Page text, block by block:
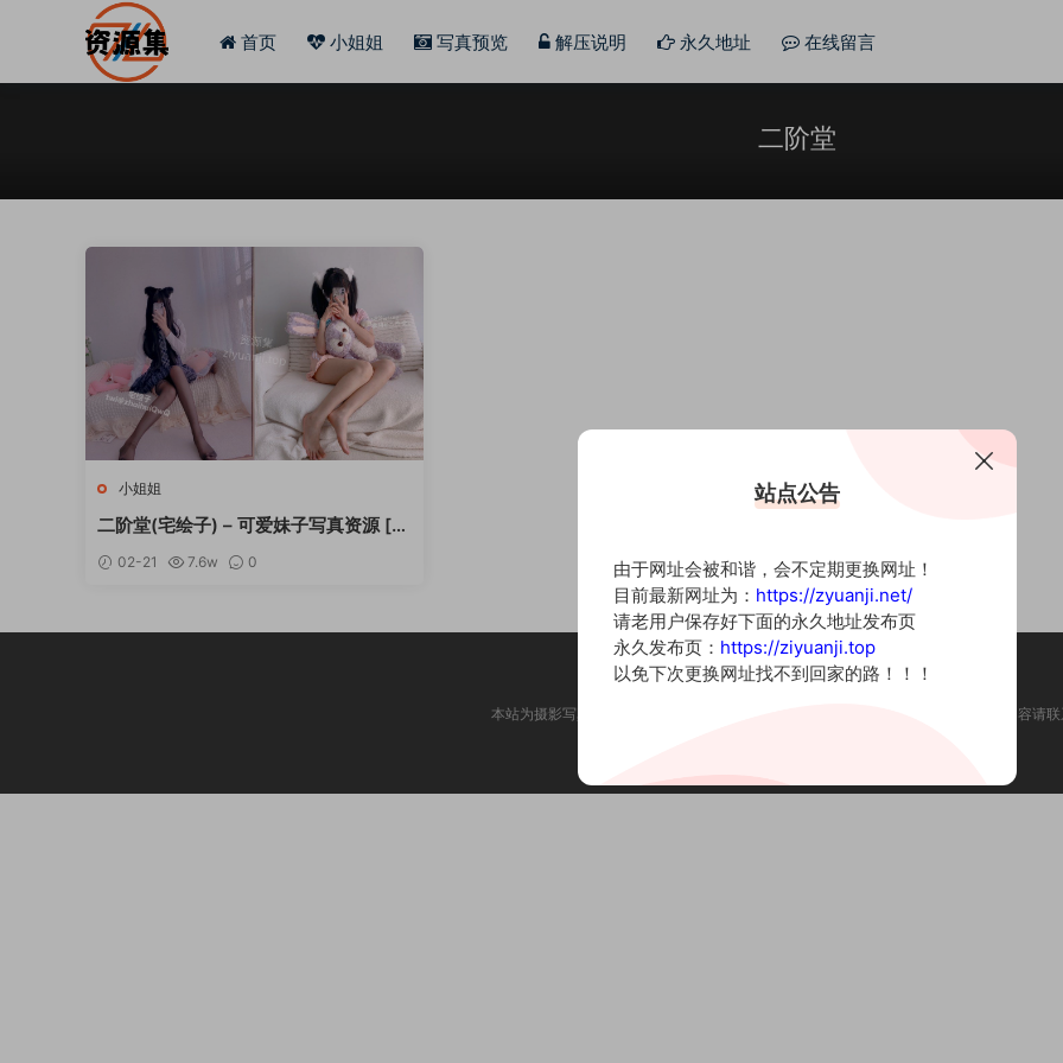
首页 小姐姐 写真预览 解压说明 永久地址 在线留言
二阶堂
小姐姐
二阶堂(宅绘子) – 可爱妹子写真资源 [持
02-21 7.6w 0
本站为摄影写真图片网站，内容来自网络收集整理，仅作个人学习使用。如有违法内容请
站点公告
由于网址会被和谐，会不定期更换网址！
目前最新网址为： https://zyuanji.net/
请老用户保存好下面的永久地址发布页
永久发布页： https://ziyuanji.top
以免下次更换网址找不到回家的路！！！